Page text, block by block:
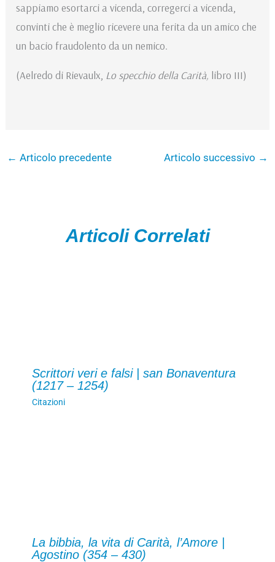
sappiamo esortarci a vicenda, corregerci a vicenda,
convinti che è meglio ricevere una ferita da un amico che
un bacio fraudolento da un nemico.
(Aelredo di Rievaulx, Lo specchio della Carità, libro III)
← Articolo precedente Articolo successivo →
Articoli Correlati
Scrittori veri e falsi | san Bonaventura
(1217 – 1254)
Citazioni
La bibbia, la vita di Carità, l’Amore |
Agostino (354 – 430)